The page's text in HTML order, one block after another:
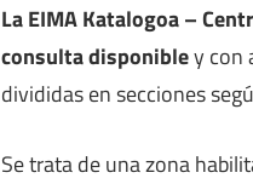
La EIMA Katalogoa –
consulta disponibley con
divididas en secciones
Se trata de una zona